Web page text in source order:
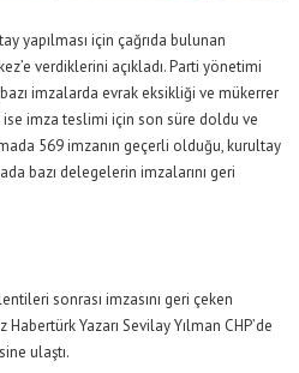
yapılması için çağrıda bulunan
verdiklerini açıkladı. Parti yönetimi
imzalarda evrak eksikliği ve mükerrer
imza teslimi için son süre doldu ve
569 imzanın geçerli olduğu, kurultay
bazı delegelerin imzalarını geri
sonrası imzasını geri çeken
Yazarı Sevilay Yılman CHP’de
ulaştı.